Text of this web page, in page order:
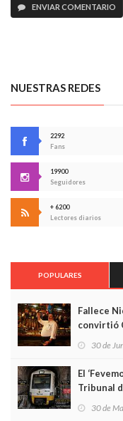
ENVIAR COMENTARIO
NUESTRAS REDES
2292
Fans
19900
Seguidores
+ 6200
Lectores diarios
POPULARES
Fallece
convirtió
Asturias
30 de
El
Tribunal
30 de